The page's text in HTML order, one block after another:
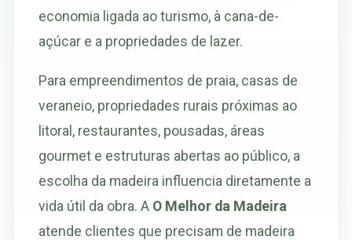
economia ligada ao turismo, à cana-de-
açúcar e a propriedades de lazer.
Para empreendimentos de praia, casas de
veraneio, propriedades rurais próximas ao
litoral, restaurantes, pousadas, áreas
gourmet e estruturas abertas ao público, a
escolha da madeira influencia diretamente a
vida útil da obra. A O Melhor da Madeira
atende clientes que precisam de madeira